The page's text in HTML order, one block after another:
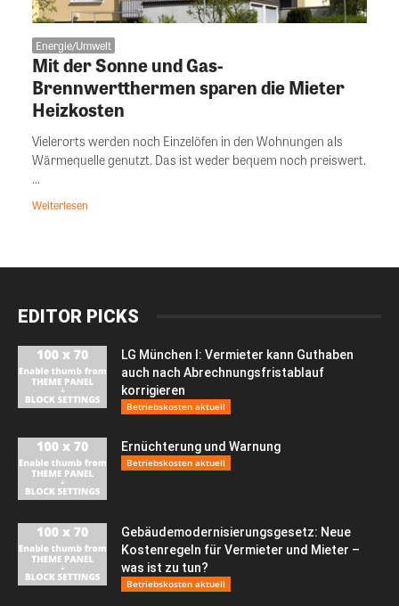
Energie/Umwelt
Mit der Sonne und Gas-
Brennwertthermen sparen die Mieter
Heizkosten
Vielerorts werden noch Einzelöfen in den Wohnungen als
Wärmequelle genutzt. Das ist weder bequem noch preiswert.
...
Weiterlesen
EDITOR PICKS
LG München I: Vermieter kann Guthaben
auch nach Abrechnungsfristablauf
korrigieren
Betriebskosten aktuell
Ernüchterung und Warnung
Betriebskosten aktuell
Gebäudemodernisierungsgesetz: Neue
Kostenregeln für Vermieter und Mieter –
was ist zu tun?
Betriebskosten aktuell